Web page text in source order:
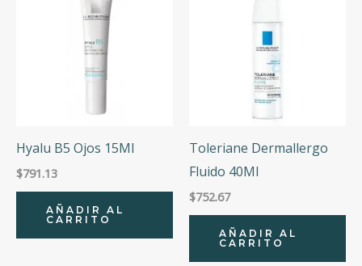
Hyalu B5 Ojos 15Ml
$791.13
AÑADIR AL
CARRITO
Toleriane Dermallergo
Fluido 40Ml
$752.67
AÑADIR AL
CARRITO